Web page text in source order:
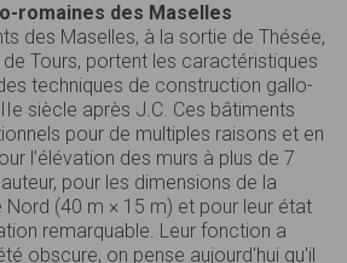
romaines des Maselles
des Maselles, à la sortie de Thésée,
Tours, portent les caractéristiques
techniques de construction gallo-
siècle après J.C. Ces bâtiments
pour de multiples raisons et en
l’élévation des murs à plus de 7
pour les dimensions de la
Nord (40 m × 15 m) et pour leur état
remarquable. Leur fonction a
obscure, on pense aujourd'hui qu'il